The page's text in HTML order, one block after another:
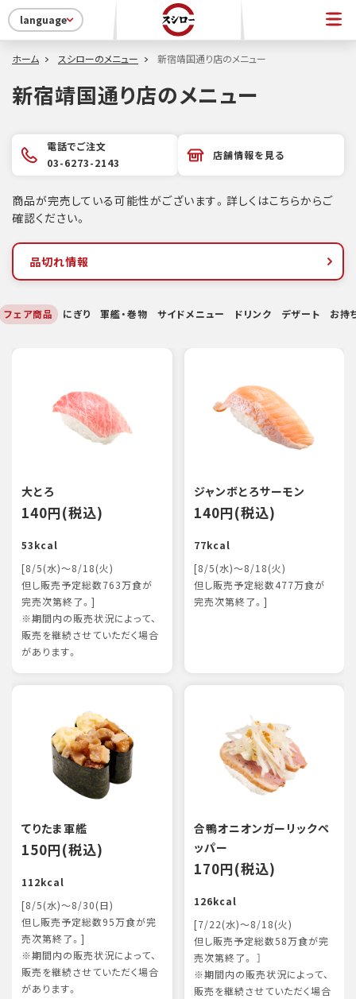
language
ホーム スシローのメニュー 新宿靖国通り店のメニュー
新宿靖国通り店のメニュー
電話でご注文
03-6273-2143
店舗情報を見る
商品が完売している可能性がございます。詳しくはこちらからご
確認ください。
品切れ情報
フェア商品 にぎり 軍艦・巻物 サイドメニュー ドリンク デザート お持
大とろ
140円(税込)
53kcal
[8/5(水)～8/18(火)
但し販売予定総数763万食が
完売次第終了。]
※期間内の販売状況によって、
販売を継続させていただく場合
があります。
ジャンボとろサーモン
140円(税込)
77kcal
[8/5(水)～8/18(火)
但し販売予定総数477万食が
完売次第終了。]
てりたま軍艦
150円(税込)
112kcal
[8/5(水)～8/30(日)
但し販売予定総数95万食が完
売次第終了。]
※期間内の販売状況によって、
販売を継続させていただく場合
があります。
合鴨オニオンガーリックペ
ッパー
170円(税込)
126kcal
[7/22(水)～8/18(火)
但し販売予定総数58万食が完
売次第終了。 ］
※期間内の販売状況によって、
販売を継続させていただく場合